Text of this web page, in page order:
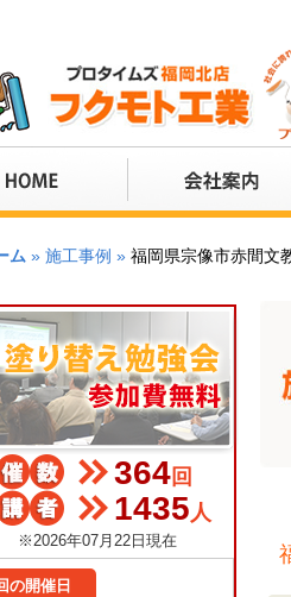
ム » 施工事例 » 福岡県宗像市赤間文
364回
1435人
※2026年07月22日現在
の開催日